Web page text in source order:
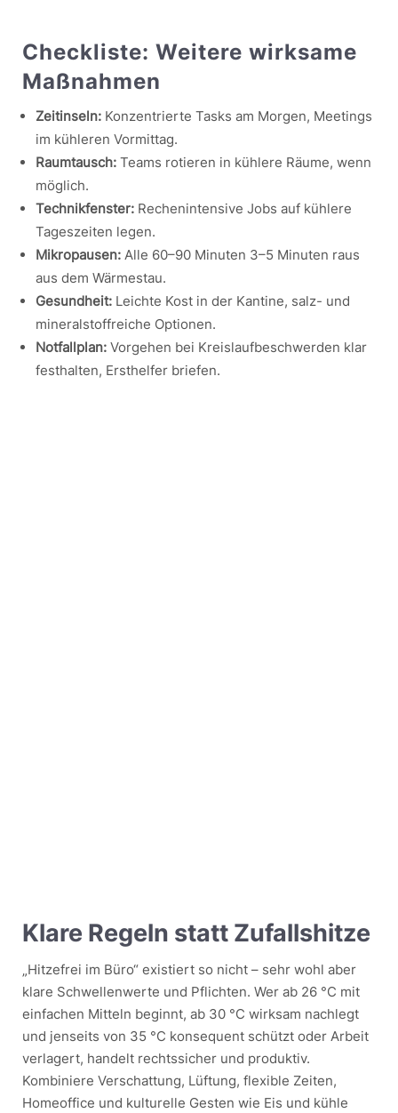
Checkliste: Weitere wirksame
Maßnahmen
Zeitinseln:Konzentrierte Tasks am Morgen, Meetings
im kühleren Vormittag.
Raumtausch:Teams rotieren in kühlere Räume, wenn
möglich.
Technikfenster:Rechenintensive Jobs auf kühlere
Tageszeiten legen.
Mikropausen:Alle 60–90 Minuten 3–5 Minuten raus
aus dem Wärmestau.
Gesundheit:Leichte Kost in der Kantine, salz- und
mineralstoffreiche Optionen.
Notfallplan:Vorgehen bei Kreislaufbeschwerden klar
festhalten, Ersthelfer briefen.
Klare Regeln statt Zufallshitze
„Hitzefrei im Büro“ existiert so nicht – sehr wohl aber
klare Schwellenwerte und Pflichten. Wer ab 26 °C mit
einfachen Mitteln beginnt, ab 30 °C wirksam nachlegt
und jenseits von 35 °C konsequent schützt oder Arbeit
verlagert, handelt rechtssicher und produktiv.
Kombiniere Verschattung, Lüftung, flexible Zeiten,
Homeoffice und kulturelle Gesten wie Eis und kühle